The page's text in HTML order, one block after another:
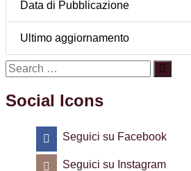
Data di Pubblicazione
Ultimo aggiornamento
Social Icons
Seguici su Facebook
Seguici su Instagram